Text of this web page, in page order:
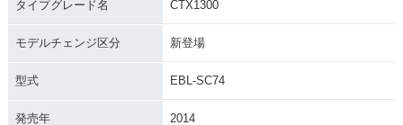
タイプグレード名 CTX1300
モデルチェンジ区分 新登場
型式 EBL-SC74
発売年 2014